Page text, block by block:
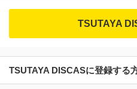
TSUTAYA
TSUTAYA DISCASに登録する